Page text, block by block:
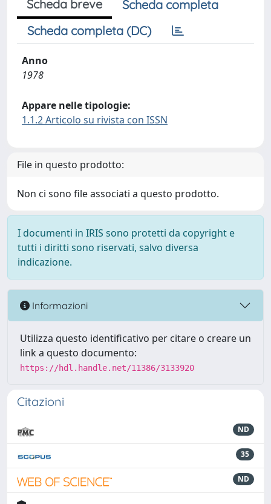
Scheda breve
Scheda completa
Scheda completa (DC)
Anno
1978
Appare nelle tipologie:
1.1.2 Articolo su rivista con ISSN
File in questo prodotto:
Non ci sono file associati a questo prodotto.
I documenti in IRIS sono protetti da copyright e
tutti i diritti sono riservati, salvo diversa
indicazione.
Informazioni
Utilizza questo identificativo per citare o creare un
link a questo documento:
https://hdl.handle.net/11386/3133920
Citazioni
ND
35
ND